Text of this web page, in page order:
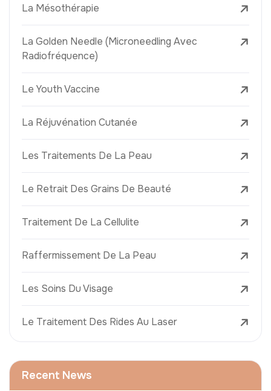
La Mésothérapie
La Golden Needle (Microneedling Avec
Radiofréquence)
Le Youth Vaccine
La Réjuvénation Cutanée
Les Traitements De La Peau
Le Retrait Des Grains De Beauté
Traitement De La Cellulite
Raffermissement De La Peau
Les Soins Du Visage
Le Traitement Des Rides Au Laser
Recent News